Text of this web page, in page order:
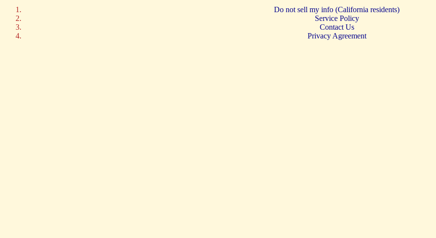
Do not sell my info (California residents)
Service Policy
Contact Us
Privacy Agreement